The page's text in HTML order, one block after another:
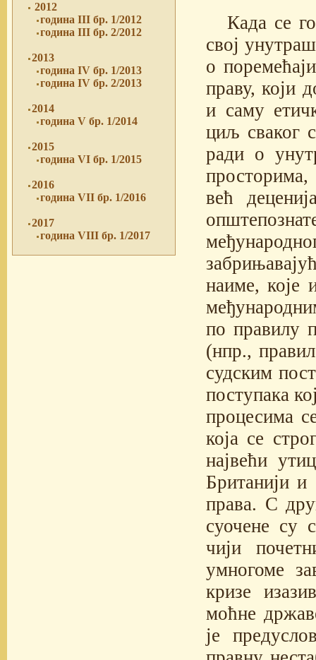
2012
година III бр. 1/2012
година III бр. 2/2012
2013
година IV бр. 1/2013
година IV бр. 2/2013
2014
година V бр. 1/2014
2015
година VI бр. 1/2015
2016
година VII бр. 1/2016
2017
година VIII бр. 1/2017
Када се
свој
о
праву, који
и саму
циљ сваког
ради о
већ
наиме, које
по правилу
(нпр.,
судским
поступака
процесима
која се
највећи
Британији
права. С
суочене су
чији
умногоме
кризе
моћне
је